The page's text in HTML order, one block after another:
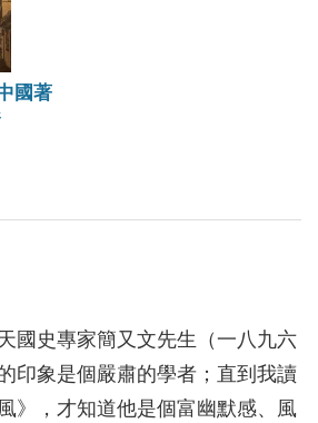
國著
國史專家簡又文先生（一八九六
印象是個嚴肅的學者；直到我讀
》，才知道他是個富幽默感、風